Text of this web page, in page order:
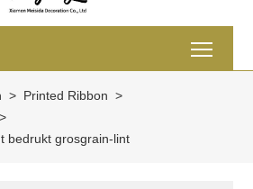
> Printed Ribbon >
>
bedrukt grosgrain-lint